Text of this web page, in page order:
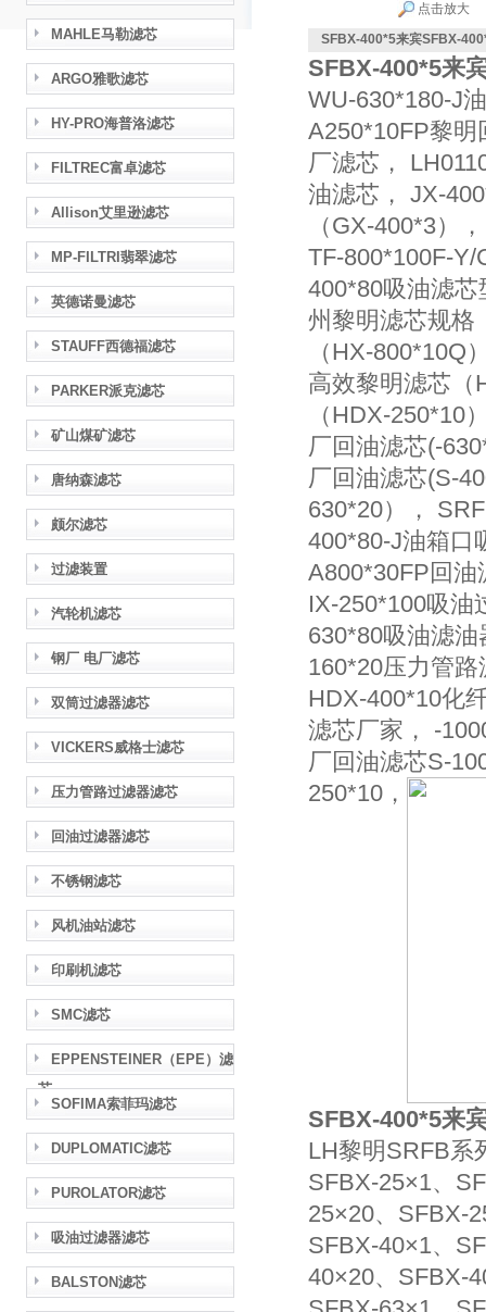
MAHLE马勒滤芯
ARGO雅歌滤芯
HY-PRO海普洛滤芯
FILTREC富卓滤芯
Allison艾里逊滤芯
MP-FILTRI翡翠滤芯
英德诺曼滤芯
STAUFF西德福滤芯
PARKER派克滤芯
矿山煤矿滤芯
唐纳森滤芯
颇尔滤芯
过滤装置
汽轮机滤芯
钢厂 电厂滤芯
双筒过滤器滤芯
VICKERS威格士滤芯
压力管路过滤器滤芯
回油过滤器滤芯
不锈钢滤芯
风机油站滤芯
印刷机滤芯
SMC滤芯
EPPENSTEINER（EPE）滤
芯
SOFIMA索菲玛滤芯
DUPLOMATIC滤芯
PUROLATOR滤芯
吸油过滤器滤芯
BALSTON滤芯
点击放大
SFBX-400*5来宾SFBX-
SFBX-400*5来
WU-630*180-J
A250*10FP黎明
厂滤芯，
油滤芯， JX-
（GX-400*3）
TF-800*100F-
400*80吸油滤
州黎明滤芯规格
（HX-800*10Q
高效黎明滤芯（
（HDX-250*10
厂回油滤芯(-
厂回油滤芯(S-
630*20），
400*80-J油箱口
A800*30FP回油
IX-250*100吸油
630*80吸油滤
160*20压力管
HDX-400*10化
滤芯厂家， -
厂回油滤芯S-
250*10，
SFBX-400*5来
LH黎明SRFB系
SFBX-25×1、
25×20、SFBX-
SFBX-40×1、
40×20、SFBX-